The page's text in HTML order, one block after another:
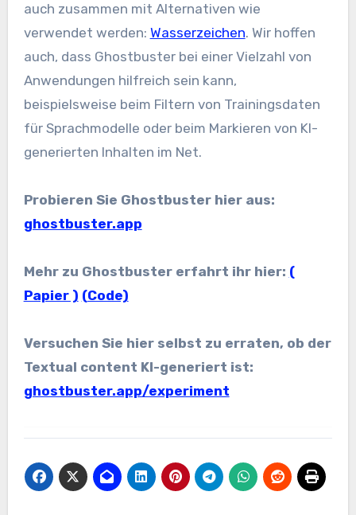
auch zusammen mit Alternativen wie
verwendet werden: Wasserzeichen. Wir hoffen
auch, dass Ghostbuster bei einer Vielzahl von
Anwendungen hilfreich sein kann,
beispielsweise beim Filtern von Trainingsdaten
für Sprachmodelle oder beim Markieren von KI-
generierten Inhalten im Net.
Probieren Sie Ghostbuster hier aus:
ghostbuster.app
Mehr zu Ghostbuster erfahrt ihr hier: (
Papier ) (Code)
Versuchen Sie hier selbst zu erraten, ob der
Textual content KI-generiert ist:
ghostbuster.app/experiment